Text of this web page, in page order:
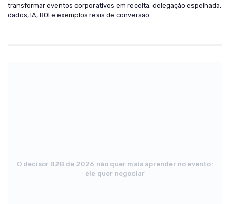
transformar eventos corporativos em receita: delegação espelhada,
dados, IA, ROI e exemplos reais de conversão.
O decisor B2B de 2026 não quer mais aprender no evento:
ele quer negociar